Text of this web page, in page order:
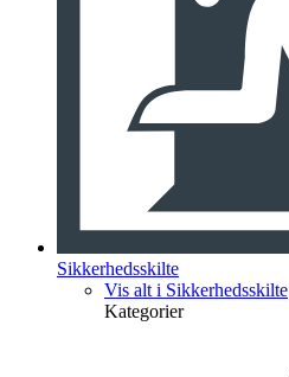
Sikkerhedsskilte
Vis alt i Sikkerhedsskilte
Kategorier